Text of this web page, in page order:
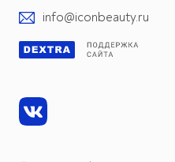
info@iconbeauty.ru